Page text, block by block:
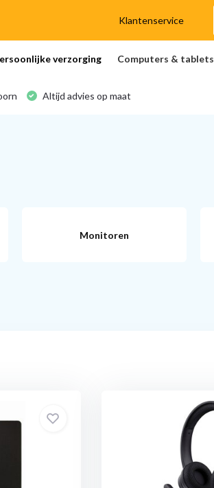
Klantenservice
verzorging Computers & tablets
Altijd advies op maat
Monitoren